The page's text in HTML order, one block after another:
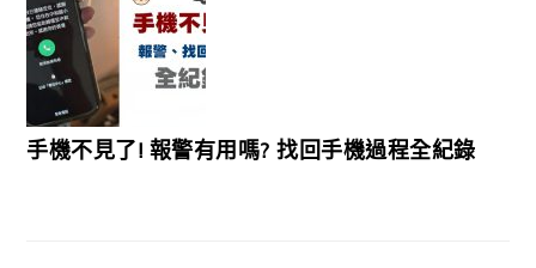
手機不見了! 報警有用嗎? 找回手機過程全紀錄